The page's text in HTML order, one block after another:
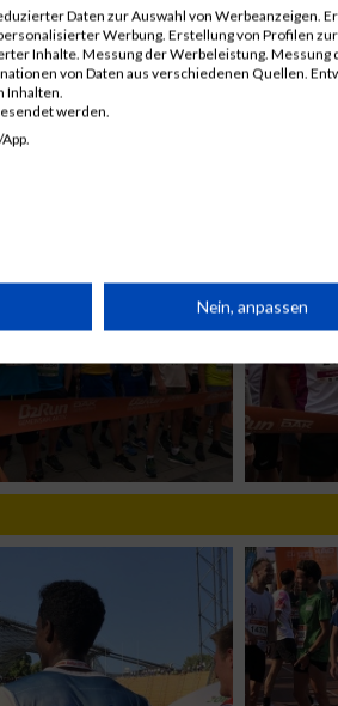
Daten zur Auswahl von Werbeanzeigen.
Werbung. Erstellung von Profilen zur
Inhalte. Messung der Werbeleistung. Messung
von Daten aus verschiedenen Quellen.
Inhalten.
werden.
Nein, anpassen